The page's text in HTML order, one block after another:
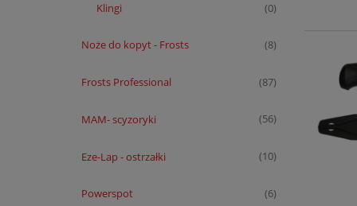
Klingi (0)
Noże do kopyt - Frosts (8)
Frosts Professional (87)
MAM- scyzoryki (56)
Eze-Lap - ostrzałki (10)
Powerspot (6)